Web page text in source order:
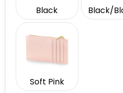
Black Black/
Soft Pink